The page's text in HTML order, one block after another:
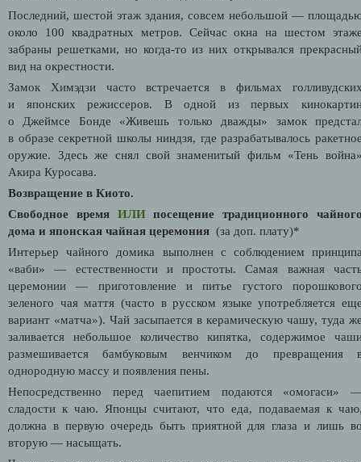
Последний, шестой этаж здания, совсем небольшой —
около 100 квадратных метров. Сейчас окна на шестом
забраны решетками, но когда-то из них открывался
вид на окрестности.
Замок Химэдзи часто встречается в фильмах
и японских режиссеров. В одной из первых
о Джеймсе Бонде «Живешь только дважды» замок
в образе секретной школы ниндзя, где разрабатывалось
оружие. Здесь же снял свой знаменитый фильм «Тень
Акира Куросава.
Возвращение в Киото.
Свободное время ИЛИ
посещение традиционного
дома и японская чайная церемония (за доп. плату)*
Интерьер чайного домика выполнен с соблюдением
«ваби» — естественности и простоты. Самая важная
церемонии — приготовление и питье густого
зеленого чая маття (часто в русском языке употребляется
вариант «матча»). Чай засыпается в керамическую чашу, туда
заливается небольшое количество кипятка, содержимое
размешивается бамбуковым венчиком до превращения
однородную массу и появления пены.
Непосредственно перед чаепитием подаются «омогаси»
сладости к чаю. Японцы считают, что еда, подаваемая к
должна в первую очередь быть приятной для глаза и лишь
вторую — насыщать.